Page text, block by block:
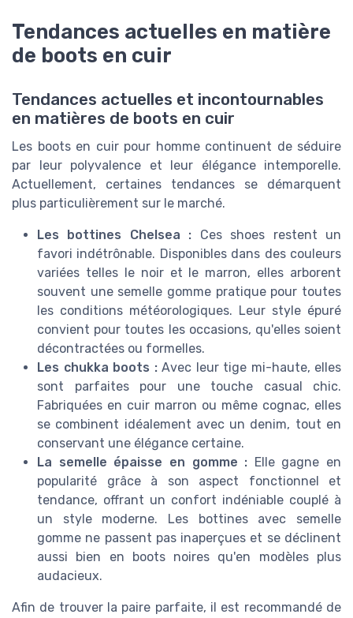
Tendances actuelles en matière
de boots en cuir
Tendances actuelles et incontournables
en matières de boots en cuir
Les boots en cuir pour homme continuent de séduire
par leur polyvalence et leur élégance intemporelle.
Actuellement, certaines tendances se démarquent
plus particulièrement sur le marché.
Les bottines Chelsea : Ces shoes restent un
favori indétrônable. Disponibles dans des couleurs
variées telles le noir et le marron, elles arborent
souvent une semelle gomme pratique pour toutes
les conditions météorologiques. Leur style épuré
convient pour toutes les occasions, qu'elles soient
décontractées ou formelles.
Les chukka boots :Avec leur tige mi-haute, elles
sont parfaites pour une touche casual chic.
Fabriquées en cuir marron ou même cognac, elles
se combinent idéalement avec un denim, tout en
conservant une élégance certaine.
La semelle épaisse en gomme : Elle gagne en
popularité grâce à son aspect fonctionnel et
tendance, offrant un confort indéniable couplé à
un style moderne. Les bottines avec semelle
gomme ne passent pas inaperçues et se déclinent
aussi bien en boots noires qu'en modèles plus
audacieux.
Afin de trouver la paire parfaite, il est recommandé de